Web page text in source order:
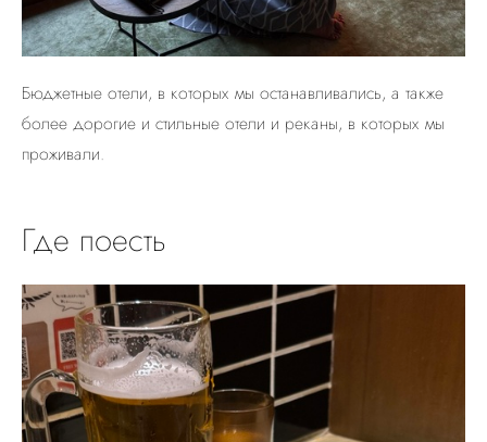
Бюджетные отели, в которых мы останавливались, а также
более дорогие и стильные отели и реканы, в которых мы
проживали.
Где поесть